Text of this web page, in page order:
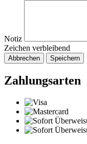
Notiz
Zeichen verbleibend
Abbrechen Speichern
Zahlungsarten